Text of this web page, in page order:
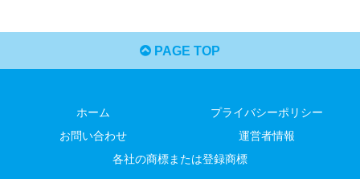
PAGE TOP
ホーム
プライバシーポリシー
お問い合わせ
運営者情報
各社の商標または登録商標